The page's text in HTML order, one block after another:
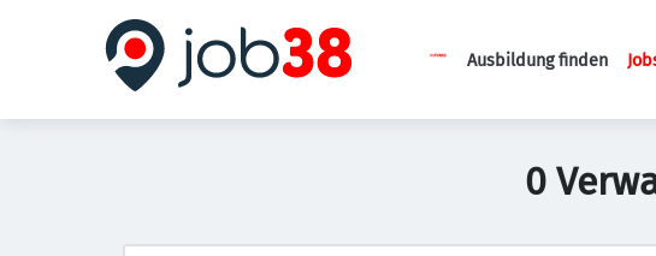
Ausbildung finden
0